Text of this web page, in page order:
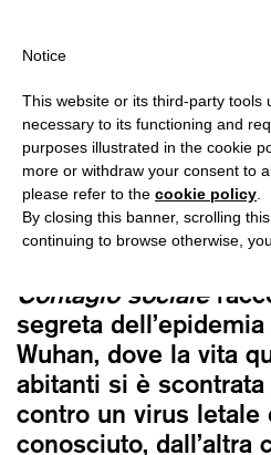
闯 Chuang
CONTAGIO SOCIALE
22,00€
Salutato come uno
Contagio sociale
segreta
Wuhan, dove la vita
abitanti si è
contro un virus letale
conosciuto, dall’altra
Notice
This website or its third-party tools
necessary to its functioning and
purposes illustrated in the cookie
more or withdraw your consent to
please refer to the cookie policy
By closing this banner, scrolling
continuing to browse otherwise,